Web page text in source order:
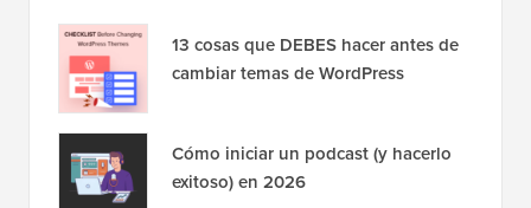
Popular en WPBeginner¡Ahora mismo!